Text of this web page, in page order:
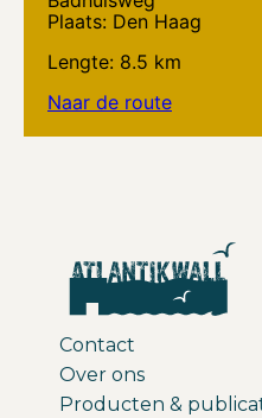
Plaats: Den Haag
Lengte: 8.5 km
Naar de route
Contact
Over ons
Producten &